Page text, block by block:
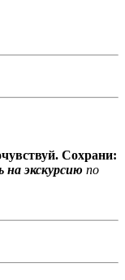
Сохрани:
на экскурсию по